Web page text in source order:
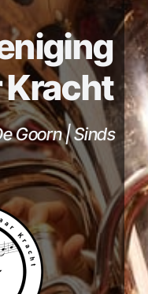
Kracht
Goorn | Sinds